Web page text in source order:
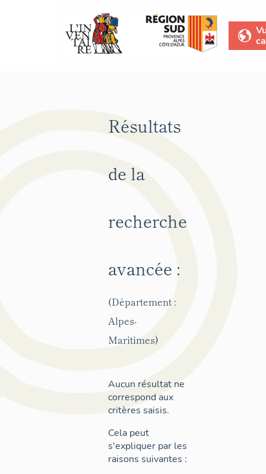
Résultats
de la
recherche
avancée :
(Département :
Alpes-
Maritimes)
Aucun résultat ne
correspond aux
critères saisis.
Cela peut
s'expliquer par les
raisons suivantes :